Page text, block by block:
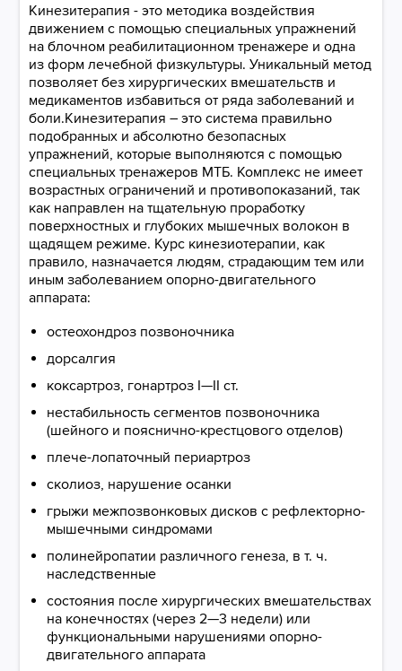
Кинезитерапия - это методика воздействия
движением с помощью специальных упражнений
на блочном реабилитационном тренажере и одна
из форм лечебной физкультуры. Уникальный метод
позволяет без хирургических вмешательств и
медикаментов избавиться от ряда заболеваний и
боли.Кинезитерапия – это система правильно
подобранных и абсолютно безопасных
упражнений, которые выполняются с помощью
специальных тренажеров МТБ. Комплекс не имеет
возрастных ограничений и противопоказаний, так
как направлен на тщательную проработку
поверхностных и глубоких мышечных волокон в
щадящем режиме. Курс кинезиотерапии, как
правило, назначается людям, страдающим тем или
иным заболеванием опорно-двигательного
аппарата:
остеохондроз позвоночника
дорсалгия
коксартроз, гонартроз I—II ст.
нестабильность сегментов позвоночника
(шейного и пояснично-крестцового отделов)
плече-лопаточный периартроз
сколиоз, нарушение осанки
грыжи межпозвонковых дисков с рефлекторно-
мышечными синдромами
полинейропатии различного генеза, в т. ч.
наследственные
состояния после хирургических вмешательствах
на конечностях (через 2—3 недели) или
функциональными нарушениями опорно-
двигательного аппарата